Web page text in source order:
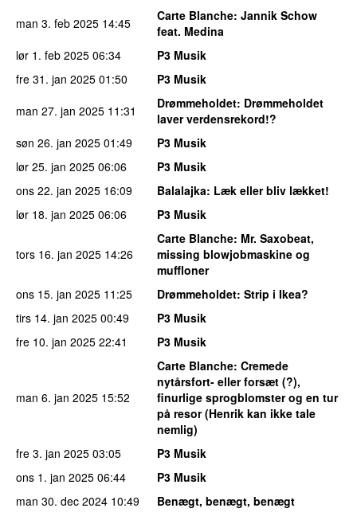
man 3. feb 2025 14:45 Carte Blanche: Jannik Schow
feat. Medina
lør 1. feb 2025 06:34
P3 Musik
fre 31. jan 2025 01:50
P3 Musik
man 27. jan 2025 11:31 Drømmeholdet: Drømmeholdet
laver verdensrekord!?
søn 26. jan 2025 01:49
P3 Musik
lør 25. jan 2025 06:06
P3 Musik
ons 22. jan 2025 16:09 Balalajka: Læk eller bliv lækket!
lør 18. jan 2025 06:06 P3 Musik
tors 16. jan 2025 14:26
Carte Blanche: Mr. Saxobeat,
missing blowjobmaskine og
muffloner
ons 15. jan 2025 11:25 Drømmeholdet: Strip i Ikea?
tirs 14. jan 2025 00:49
P3 Musik
fre 10. jan 2025 22:41 P3 Musik
man 6. jan 2025 15:52
Carte Blanche: Cremede
nytårsfort- eller forsæt (?),
finurlige sprogblomster og en tur
på resor (Henrik kan ikke tale
nemlig)
fre 3. jan 2025 03:05
P3 Musik
ons 1. jan 2025 06:44
P3 Musik
man 30. dec 2024 10:49
Benægt, benægt, benægt